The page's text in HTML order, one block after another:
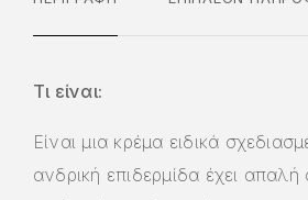
Τι είναι:
Είναι μια κρέμα ειδικά
ανδρική επιδερμίδα έχει